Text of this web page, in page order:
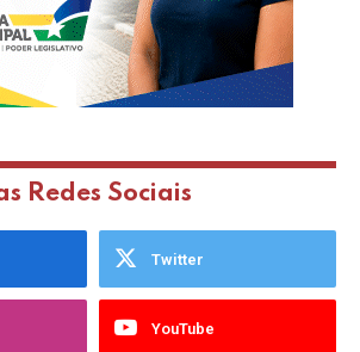
Redes Sociais
Twitter
YouTube